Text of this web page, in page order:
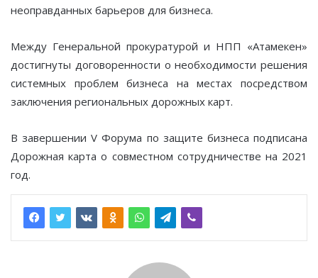
неоправданных барьеров для бизнеса.
Между Генеральной прокуратурой и НПП «Атамекен»
достигнуты договоренности о необходимости решения
системных проблем бизнеса на местах посредством
заключения региональных дорожных карт.
В завершении V Форума по защите бизнеса подписана
Дорожная карта о совместном сотрудничестве на 2021
год.